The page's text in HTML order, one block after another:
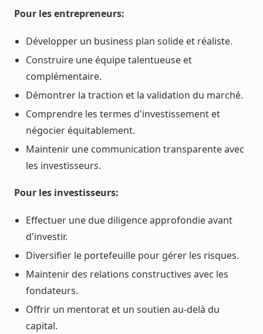
Pour les entrepreneurs:
Développer un business plan solide et réaliste.
Construire une équipe talentueuse et
complémentaire.
Démontrer la traction et la validation du marché.
Comprendre les termes d'investissement et
négocier équitablement.
Maintenir une communication transparente avec
les investisseurs.
Pour les investisseurs:
Effectuer une due diligence approfondie avant
d'investir.
Diversifier le portefeuille pour gérer les risques.
Maintenir des relations constructives avec les
fondateurs.
Offrir un mentorat et un soutien au-delà du
capital.